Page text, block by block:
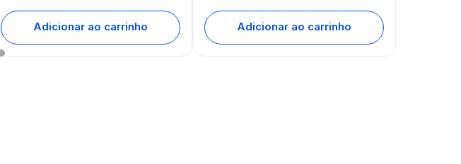
Adicionar ao carrinho Adicionar ao carrinho